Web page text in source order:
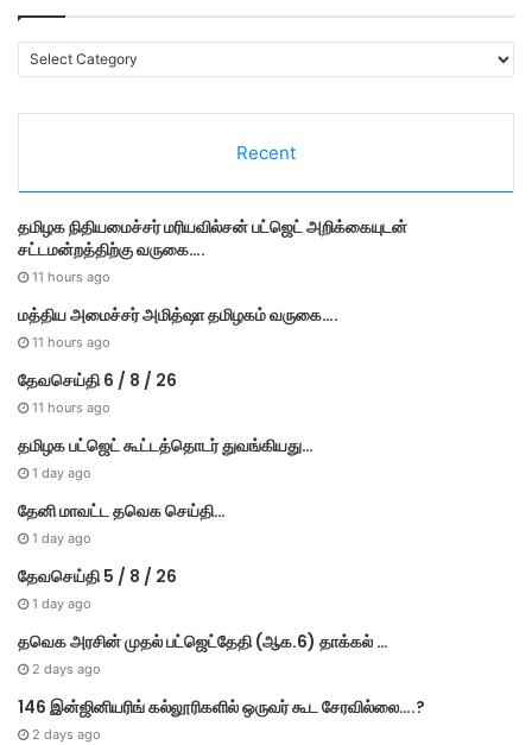
a
i
e
s
Recent
தமி​ழ​க நிதியமைச்சர் மரியவில்சன் பட்ஜெட் அறிக்கையுடன்
சட்டமன்றத்திற்கு வருகை….
11 hours ago
மத்திய அமைச்சர் அமித்ஷா தமிழகம் வருகை….
11 hours ago
தேவசெய்தி 6 / 8 / 26
11 hours ago
தமிழக பட்ஜெட் கூட்டத்தொடர் துவங்கியது…
1 day ago
தேனி மாவட்ட தவெக செய்தி…
1 day ago
தேவசெய்தி 5 / 8 / 26
1 day ago
தவெக அரசின் முதல் பட்​ஜெட்தேதி (ஆக.6) தாக்​கல் …
2 days ago
146 இன்ஜினியரிங் கல்லூரிகளில் ஒருவர் கூட சேரவில்லை….?
2 days ago